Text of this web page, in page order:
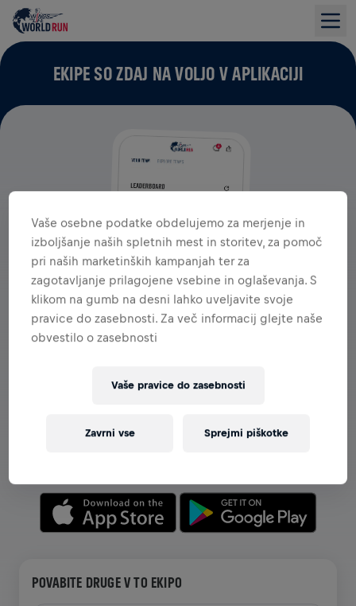
EKIPE SO ZDAJ NA VOLJO V APLIKACIJI
OGLEJTE SI EKIPE V APLIKACIJI
raziskujte vse o ekipah v aplikaciji—pogovarjajte se,
POVABITE DRUGE V TO EKIPO
Vaše osebne podatke obdelujemo za merjenje in
izboljšanje naših spletnih mest in storitev, za pomoč
pri naših marketinških kampanjah ter za
zagotavljanje prilagojene vsebine in oglaševanja. S
klikom na gumb na desni lahko uveljavite svoje
pravice do zasebnosti. Za več informacij glejte naše
obvestilo o zasebnosti
Vaše pravice do zasebnosti
Zavrni vse Sprejmi piškotke